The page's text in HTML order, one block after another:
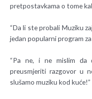
pretpostavkama o tome
“Da li ste probali Muziku
jedan popularni program
“Pa ne, i ne mislim da
preusmjeriti razgovor u
slušamo muziku kod kuće!”